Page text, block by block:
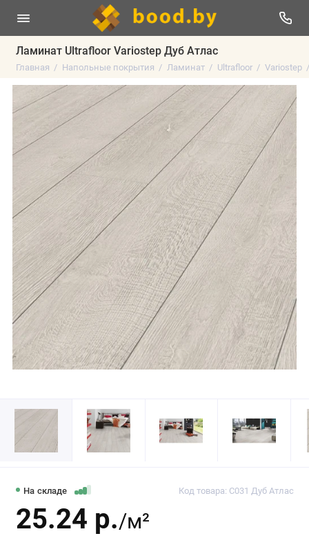
Ламинат Ultrafloor Variostep Дуб Атлас
Главная Напольные покрытия Ламинат Ultrafloor Variostep
На складе Код товара: C031 Дуб Атлас
25.24 р./м²